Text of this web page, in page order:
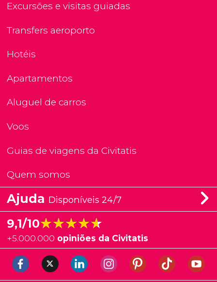
Excursões e visitas guiadas
Transfers aeroporto
Hotéis
Apartamentos
Aluguel de carros
Voos
Guias de viagens da Civitatis
Quem somos
Ajuda Disponíveis 24/7
9,1/10★★★★★
★★★★★
+5.000.000 opiniões da Civitatis